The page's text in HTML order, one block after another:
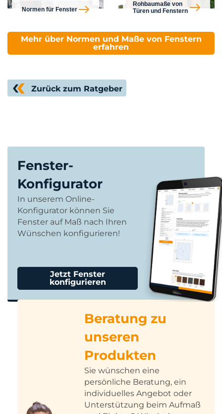
Normen für Fenster
Rohbaumaße von
Türen und Fenstern
Mehr über Normen und Maße von Fenstern
erfahren
Zurück zum Ratgeber
Fenster-
Konfigurator
In unserem Online-
Konfigurator können Sie
Fenster auf Maß nach Ihren
Wünschen konfigurieren!
Jetzt Fenster
konfigurieren
Beratung zu
unseren
Produkten
Sie wünschen eine
persönliche Beratung, ein
individuelles Angebot oder
Unterstützung beim Aufmaß